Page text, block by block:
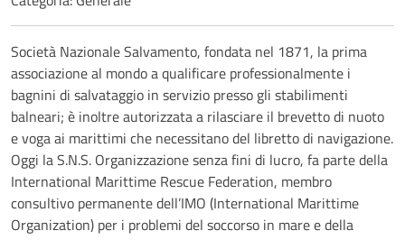
Società Nazionale Salvamento, fondata nel 1871, la prima
associazione al mondo a qualificare professionalmente i
bagnini di salvataggio in servizio presso gli stabilimenti
balneari; è inoltre autorizzata a rilasciare il brevetto di nuoto
e voga ai marittimi che necessitano del libretto di navigazione.
Oggi la S.N.S. Organizzazione senza fini di lucro, fa parte della
International Marittime Rescue Federation, membro
consultivo permanente dell’IMO (International Marittime
Organization) per i problemi del soccorso in mare e della